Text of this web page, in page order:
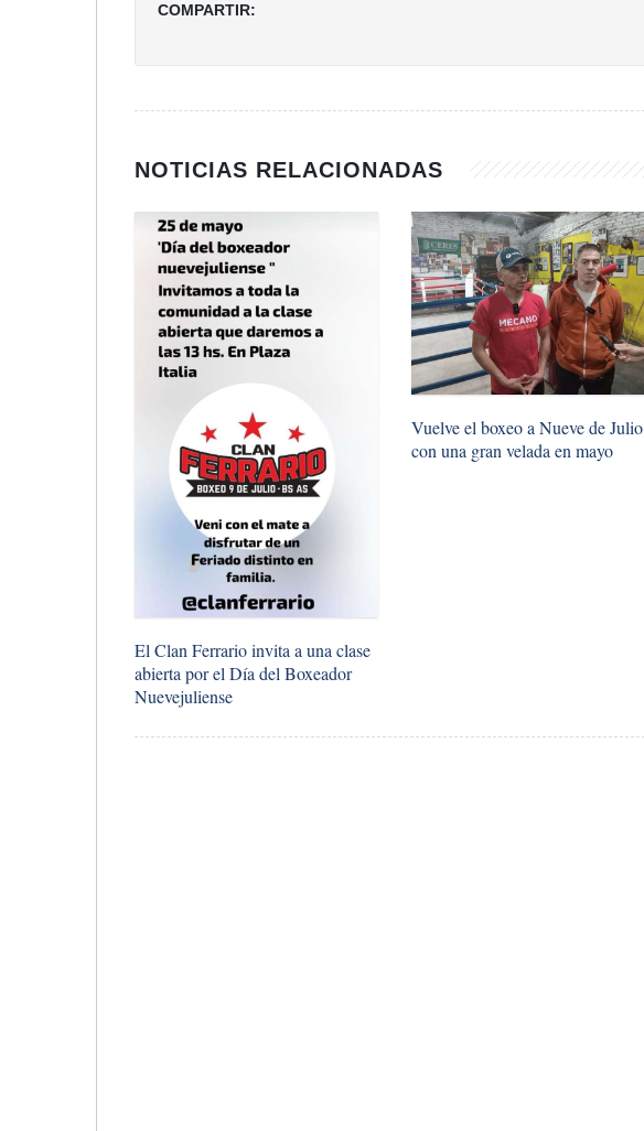
COMPARTIR:
NOTICIAS RELACIONADAS
El Clan Ferrario invita a una clase
abierta por el Día del Boxeador
Nuevejuliense
Vuelve el boxeo a Nueve de Julio
con una gran velada en mayo